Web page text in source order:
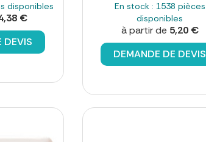
disponibles
€
DEVIS
En stock : 1538 pièces
disponibles
à partir de 5,20 €
DEMANDE DE DEVIS